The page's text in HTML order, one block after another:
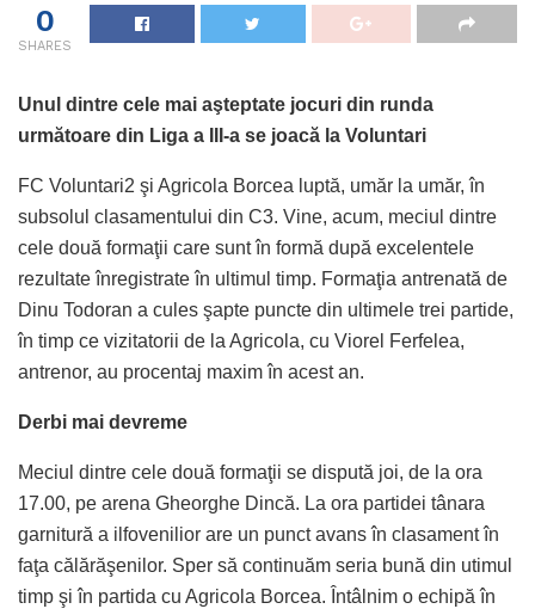
0
SHARES
Unul dintre cele mai aşteptate jocuri din runda
următoare din Liga a III-a se joacă la Voluntari
FC Voluntari2 şi Agricola Borcea luptă, umăr la umăr, în
subsolul clasamentului din C3. Vine, acum, meciul dintre
cele două formaţii care sunt în formă după excelentele
rezultate înregistrate în ultimul timp. Formaţia antrenată de
Dinu Todoran a cules şapte puncte din ultimele trei partide,
în timp ce vizitatorii de la Agricola, cu Viorel Ferfelea,
antrenor, au procentaj maxim în acest an.
Derbi mai devreme
Meciul dintre cele două formaţii se dispută joi, de la ora
17.00, pe arena Gheorghe Dincă. La ora partidei tânara
garnitură a ilfovenilior are un punct avans în clasament în
faţa călărăşenilor. Sper să continuăm seria bună din utimul
timp şi în partida cu Agricola Borcea. Întâlnim o echipă în